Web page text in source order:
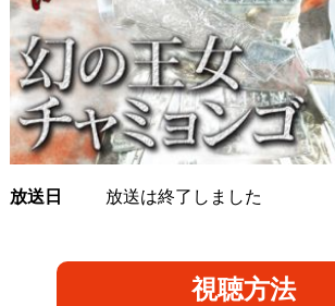
放送日 放送は終了しました
視聴方法